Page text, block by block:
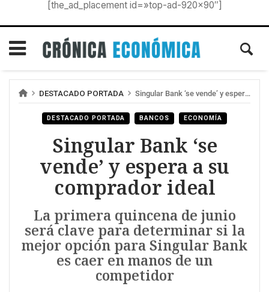
[the_ad_placement id=»top-ad-920×90″]
DESTACADO PORTADA Singular Bank ‘se vende’ y espera a su comprador ideal
DESTACADO PORTADA BANCOS ECONOMÍA
Singular Bank ‘se
vende’ y espera a su
comprador ideal
La primera quincena de junio
será clave para determinar si la
mejor opción para Singular Bank
es caer en manos de un
competidor